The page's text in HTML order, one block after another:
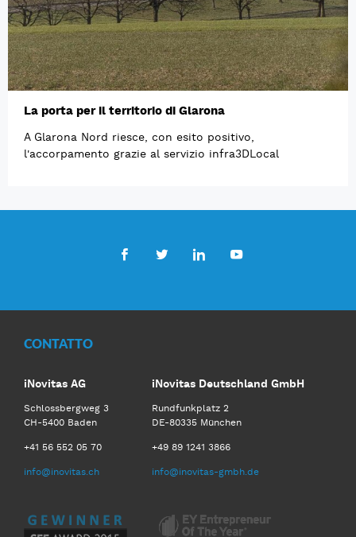
La porta per il territorio di Glarona
A Glarona Nord riesce, con esito positivo,
l'accorpamento grazie al servizio infra3DLocal
CONTATTO
iNovitas AG
Schlossbergweg 3
CH-5400 Baden
+41 56 552 05 70
info@inovitas.ch
iNovitas Deutschland GmbH
Rundfunkplatz 2
DE-80335 München
+49 89 1241 3866
info@inovitas-gmbh.de